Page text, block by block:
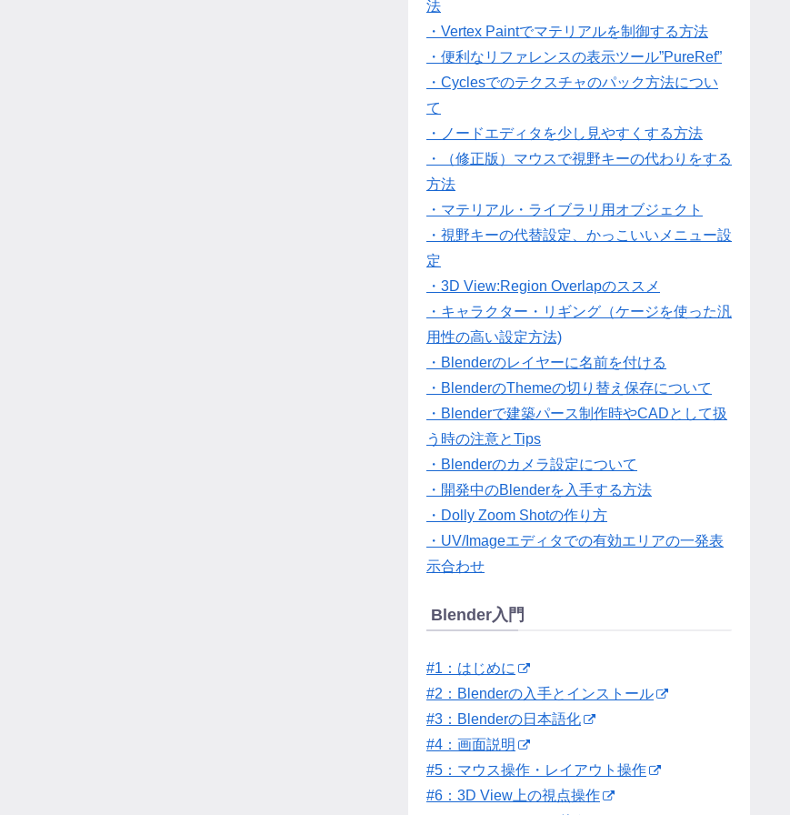
法
・Vertex Paintでマテリアルを制御する方法
・便利なリファレンスの表示ツール”PureRef”
・Cyclesでのテクスチャのパック方法につい
て
・ノードエディタを少し見やすくする方法
・（修正版）マウスで視野キーの代わりをする
方法
・マテリアル・ライブラリ用オブジェクト
・視野キーの代替設定、かっこいいメニュー設
定
・3D View:Region Overlapのススメ
・キャラクター・リギング（ケージを使った汎
用性の高い設定方法)
・Blenderのレイヤーに名前を付ける
・BlenderのThemeの切り替え保存について
・Blenderで建築パース制作時やCADとして扱
う時の注意とTips
・Blenderのカメラ設定について
・開発中のBlenderを入手する方法
・Dolly Zoom Shotの作り方
・UV/Imageエディタでの有効エリアの一発表
示合わせ
Blender入門
#1：はじめに
#2：Blenderの入手とインストール
#3：Blenderの日本語化
#4：画面説明
#5：マウス操作・レイアウト操作
#6：3D View上の視点操作